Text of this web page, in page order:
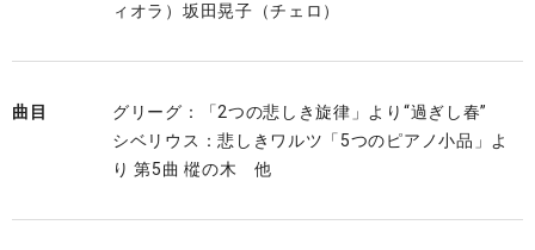
ィオラ）坂田晃子（チェロ）
曲目
グリーグ：「2つの悲しき旋律」より“過ぎし春”
シベリウス：悲しきワルツ「5つのピアノ小品」よ
り 第5曲 樅の木 他